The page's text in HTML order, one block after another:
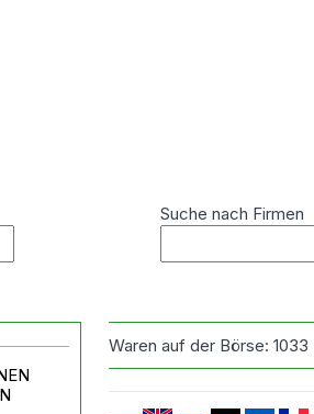
Suche nach Firmen
Waren auf der Börse:1033